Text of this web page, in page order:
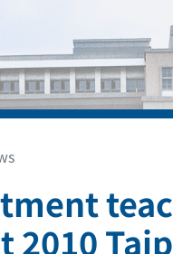
2010